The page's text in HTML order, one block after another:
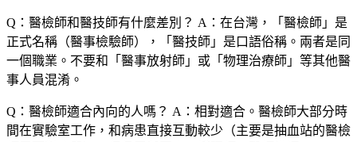
Q：醫檢師和醫技師有什麼差別？ A：在台灣，「醫檢師」是
正式名稱（醫事檢驗師），「醫技師」是口語俗稱。兩者是同
一個職業。不要和「醫事放射師」或「物理治療師」等其他醫
事人員混淆。
Q：醫檢師適合內向的人嗎？ A：相對適合。醫檢師大部分時
間在實驗室工作，和病患直接互動較少（主要是抽血站的醫檢